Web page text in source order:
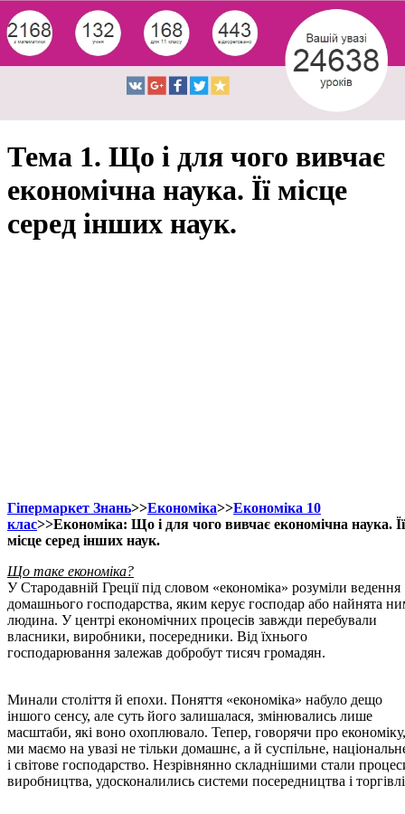
Тема 1. Що і для чого вивчає
економічна наука. Її місце
серед інших наук.
Гіпермаркет Знань>>Економіка>>Економіка 10
клас>>Економіка: Що і для чого вивчає економічна наука. Її
місце серед інших наук.
Що таке економіка?
У Стародавній Греції під словом «економіка» розуміли ведення
домашнього господарства, яким керує господар або найнята
людина. У центрі економічних процесів завжди перебували
власники, виробники, посередники. Від їхнього
господарювання залежав добробут тисяч громадян.
Минали століття й епохи. Поняття «економіка» набуло дещо
іншого сенсу, але суть його залишалася, змінювались лише
масштаби, які воно охоплювало. Тепер, говорячи про економіку,
ми маємо на увазі не тільки домашнє, а й суспільне,
і світове господарство. Незрівнянно складнішими стали
виробництва, удосконалились системи посередництва і